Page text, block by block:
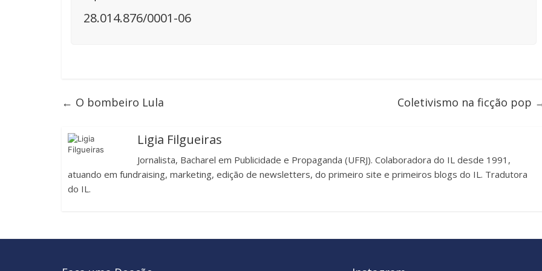
28.014.876/0001-06
← O bombeiro Lula Coletivismo na ficção pop
Ligia Filgueiras
Jornalista, Bacharel em Publicidade e Propaganda (UFRJ). Colaboradora do IL desde 1991,
atuando em fundraising, marketing, edição de newsletters, do primeiro site e primeiros blogs do IL. Tradutora
do IL.